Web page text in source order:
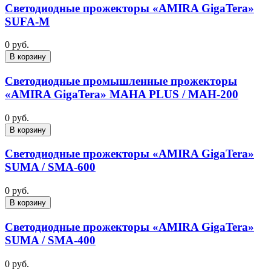
Светодиодные прожекторы «AMIRA GigaTera»
SUFA-M
0 руб.
В корзину
Светодиодные промышленные прожекторы
«AMIRA GigaTera» MAHA PLUS / MAH-200
0 руб.
В корзину
Светодиодные прожекторы «AMIRA GigaTera»
SUMA / SMA-600
0 руб.
В корзину
Светодиодные прожекторы «AMIRA GigaTera»
SUMA / SMA-400
0 руб.